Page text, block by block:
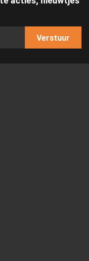
Verstuur